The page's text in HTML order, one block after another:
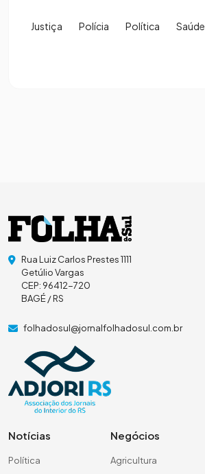
Justiça Polícia Política Saúde
Rua Luiz Carlos Prestes 1111
Getúlio Vargas
CEP: 96412-720
BAGÉ / RS
folhadosul@jornalfolhadosul.com.br
Notícias
Política
Negócios
Agricultura